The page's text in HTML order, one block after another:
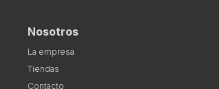
Nosotros
La empresa
Tiendas
Contacto